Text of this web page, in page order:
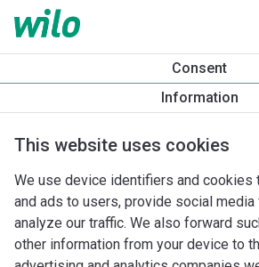
Consent
Information
This website uses cookies
We use device identifiers and cookies
and ads to users, provide social media
analyze our traffic. We also forward
other information from your device to
Productinformatie